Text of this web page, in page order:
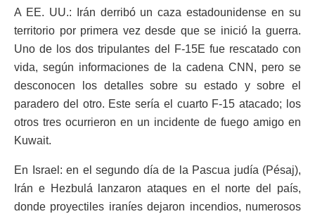
A EE. UU.: Irán derribó un caza estadounidense en su
territorio por primera vez desde que se inició la guerra.
Uno de los dos tripulantes del F-15E fue rescatado con
vida, según informaciones de la cadena CNN, pero se
desconocen los detalles sobre su estado y sobre el
paradero del otro. Este sería el cuarto F-15 atacado; los
otros tres ocurrieron en un incidente de fuego amigo en
Kuwait.
En Israel: en el segundo día de la Pascua judía (Pésaj),
Irán e Hezbulá lanzaron ataques en el norte del país,
donde proyectiles iraníes dejaron incendios, numerosos